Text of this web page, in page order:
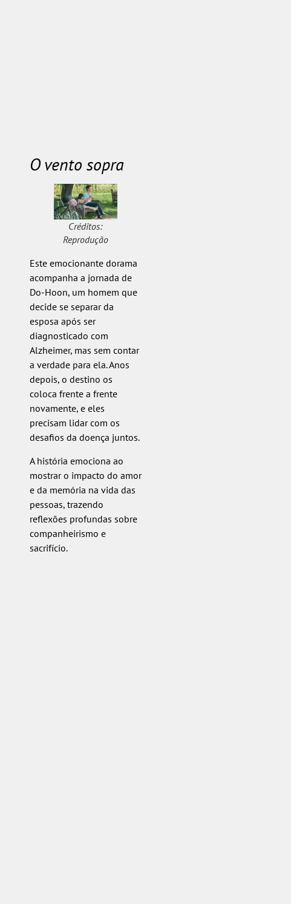
O vento sopra
Créditos:
Reprodução
Este emocionante dorama
acompanha a jornada de
Do-Hoon, um homem que
decide se separar da
esposa após ser
diagnosticado com
Alzheimer, mas sem contar
a verdade para ela. Anos
depois, o destino os
coloca frente a frente
novamente, e eles
precisam lidar com os
desafios da doença juntos.
A história emociona ao
mostrar o impacto do amor
e da memória na vida das
pessoas, trazendo
reflexões profundas sobre
companheirismo e
sacrifício.